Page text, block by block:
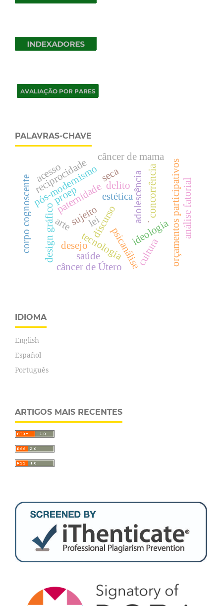
PALAVRAS-CHAVE
discurso
sujeito
ideologia
paternidade adolescência
design gráfico tecnologia
estética
pós-modernismo
psicanálise
lei
delito
desejo
corpo cognoscentereciprocidade
. orçamentos participativos
concorrência
seca
arte análise fatorial
cultura
câncer de Útero
câncer de mama
acesso
saúde
proep
IDIOMA
English
Español
Português
ARTIGOS MAIS RECENTES